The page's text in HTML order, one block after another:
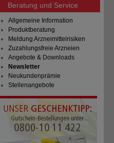
Beratung und Service
Allgemeine Information
Produktberatung
Meldung Arzneimittelrisiken
Zuzahlungsfreie Arzneien
Angebote & Downloads
Newsletter
Neukundenprämie
Stellenangebote